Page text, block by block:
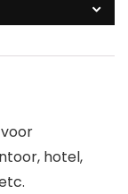
hotel,